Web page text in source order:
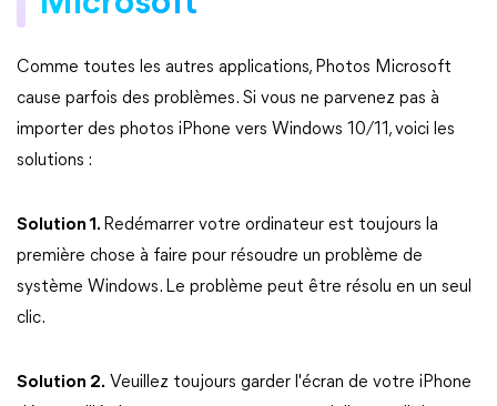
Comme toutes les autres applications, Photos Microsoft
cause parfois des problèmes. Si vous ne parvenez pas à
importer des photos iPhone vers Windows 10/11, voici les
solutions :
Solution 1. Redémarrer votre ordinateur est toujours la
première chose à faire pour résoudre un problème de
système Windows. Le problème peut être résolu en un seul
clic.
Solution 2. Veuillez toujours garder l'écran de votre iPhone